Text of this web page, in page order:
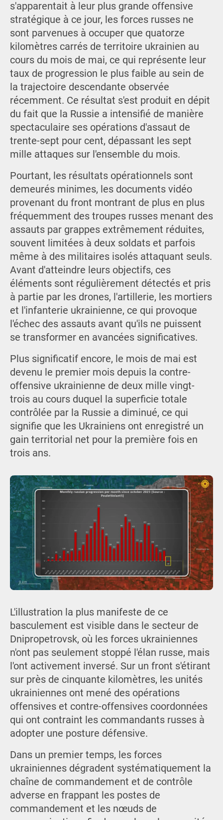
s'apparentait à leur plus grande offensive
stratégique à ce jour, les forces russes ne
sont parvenues à occuper que quatorze
kilomètres carrés de territoire ukrainien au
cours du mois de mai, ce qui représente leur
taux de progression le plus faible au sein de
la trajectoire descendante observée
récemment. Ce résultat s'est produit en dépit
du fait que la Russie a intensifié de manière
spectaculaire ses opérations d'assaut de
trente-sept pour cent, dépassant les sept
mille attaques sur l'ensemble du mois.
Pourtant, les résultats opérationnels sont
demeurés minimes, les documents vidéo
provenant du front montrant de plus en plus
fréquemment des troupes russes menant des
assauts par grappes extrêmement réduites,
souvent limitées à deux soldats et parfois
même à des militaires isolés attaquant seuls.
Avant d'atteindre leurs objectifs, ces
éléments sont régulièrement détectés et pris
à partie par les drones, l'artillerie, les mortiers
et l'infanterie ukrainienne, ce qui provoque
l'échec des assauts avant qu'ils ne puissent
se transformer en avancées significatives.
Plus significatif encore, le mois de mai est
devenu le premier mois depuis la contre-
offensive ukrainienne de deux mille vingt-
trois au cours duquel la superficie totale
contrôlée par la Russie a diminué, ce qui
signifie que les Ukrainiens ont enregistré un
gain territorial net pour la première fois en
trois ans.
L'illustration la plus manifeste de ce
basculement est visible dans le secteur de
Dnipropetrovsk, où les forces ukrainiennes
n'ont pas seulement stoppé l'élan russe, mais
l'ont activement inversé. Sur un front s'étirant
sur près de cinquante kilomètres, les unités
ukrainiennes ont mené des opérations
offensives et contre-offensives coordonnées
qui ont contraint les commandants russes à
adopter une posture défensive.
Dans un premier temps, les forces
ukrainiennes dégradent systématiquement la
chaîne de commandement et de contrôle
adverse en frappant les postes de
commandement et les nœuds de